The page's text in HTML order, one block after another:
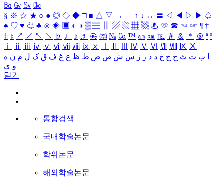
㏃ ㏉ ㏜ ㏆
§ ※ ☆ ★ ○ ● ◎ ◇ ◆ □ ■ △ ▽ → ← ↑ ↓ ↔ 〓 ◁ ◀ ▷ ▶ ♤
♠ ♡ ♥ ♧ ♣ ⊙ ◈ ▣ ◐ ◑ ▒ ▤ ▨ ▧ ▦ ▩ ♨ ☏ ☎ ☜ ☞ ¶ †
‡ ↕ ↗ ↙ ↖ ↘ ♭ ♩ ♪ ♬ ㉿ ㈜ № ㏇ ™ ㏂ ㏘ ℡ ＃ ＆ ＊ ＠ ª º
ⅰ
ⅱ ⅲ ⅳ ⅴ ⅵ ⅶ ⅷ ⅸ ⅹ Ⅳ Ⅴ Ⅵ Ⅶ Ⅷ Ⅸ Ⅹ
ب ت ث ج ح خ د ذ ر ز س ش ص ض ط ظ ع غ ف ق ک ل م ن ه
و ی
닫기
통합검색
국내학술논문
학위논문
해외학술논문